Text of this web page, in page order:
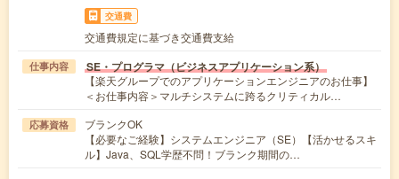
交通費
交通費規定に基づき交通費支給
仕事内容 SE・プログラマ（ビジネスアプリケーション系）
【楽天グループでのアプリケーションエンジニアのお仕事】
＜お仕事内容＞マルチシステムに跨るクリティカル…
応募資格
ブランクOK
【必要なご経験】システムエンジニア（SE）【活かせるスキ
ル】Java、SQL学歴不問！ブランク期間の…